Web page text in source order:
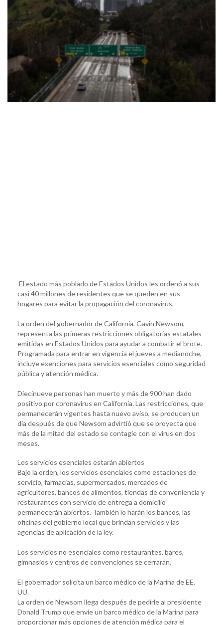
El estado más poblado de Estados Unidos les ordenó a sus
casi 40 millones de residentes que se queden en sus
hogares para evitar la propagación del coronavirus.
La orden del gobernador de California, Gavin Newsom,
representa las primeras restricciones obligatorias estatales
emitidas en Estados Unidos para ayudar a combatir el brote.
Programada para entrar en vigencia el jueves a medianoche,
incluye exenciones para servicios esenciales como seguridad
pública y atención médica.
Diecinueve personas han muerto y más de 900 han dado
positivo por coronavirus en California. Las restricciones, que
permanecerán vigentes hasta nuevo aviso, se producen un
día después de que Newsom advirtió que se proyecta que
más de la mitad del estado se contagie con el virus en dos
meses.
Los servicios esenciales estarán abiertos
Bajo la orden, los servicios esenciales como estaciones de
servicio, farmacias, supermercados, mercados de
agricultores, bancos de alimentos, tiendas de conveniencia y
restaurantes con servicio de entrega a domicilio
permanecerán abiertos. También lo harán los bancos, las
oficinas del gobierno local que brindan servicios y las
agencias de aplicación de la ley.
Los servicios no esenciales como restaurantes, bares,
gimnasios y centros de convenciones se cerrarán.
El gobernador solicita un barco médico de la Marina de EE.
UU.
La orden de Newsom llega después de pedirle al presidente
Donald Trump que envíe un barco médico de la Marina para
proporcionar más opciones de atención médica para el